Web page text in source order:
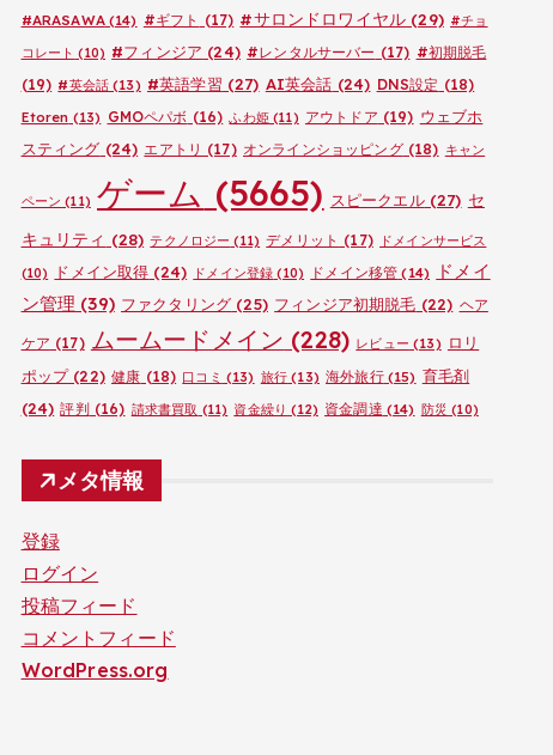
#ARASAWA(14) #ギフト (17) #サロンドロワイヤル (29) #チョ
コレート (10) #フィンジア (24) #レンタルサーバー (17) #初期脱毛
(19) #英会話 (13) #英語学習 (27) AI英会話 (24) DNS設定 (18)
Etoren (13) GMOペパボ (16) ふわ姫(11) アウトドア (19) ウェブホ
スティング (24) エアトリ (17) オンラインショッピング(18) キャン
ペーン (11) ゲーム (5665) スピークエル(27) セ
キュリティ (28) テクノロジー (11) デメリット (17)
ドメインサービス
(10)
ドメイン取得 (24) ドメイン登録 (10) ドメイン移管 (14)
ドメイ
ン管理 (39) ファクタリング (25) フィンジア初期脱毛 (22) ヘア
ケア (17) ムームードメイン (228) レビュー (13) ロリ
ポップ(22) 健康 (18) 口コミ (13) 旅行 (13) 海外旅行(15) 育毛剤
(24) 評判 (16) 請求書買取 (11) 資金繰り (12) 資金調達 (14) 防災 (10)
メタ情報
登録
ログイン
投稿フィード
コメントフィード
WordPress.org